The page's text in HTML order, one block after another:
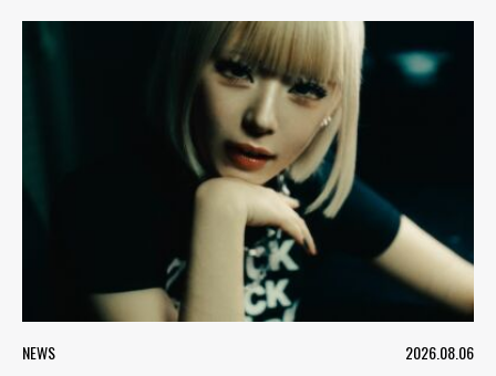
NEWS 2026.08.06